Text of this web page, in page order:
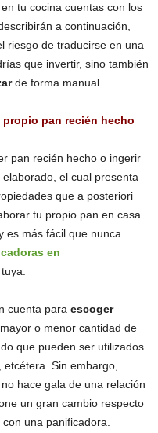
tu cocina cuentas con los
a continuación,
riesgo de traducirse en una
que invertir, sino también
de forma manual.
pan recién hecho
pan recién hecho o ingerir
el cual presenta
que a posteriori
tu propio pan en casa
es más fácil que nunca.
en
cuenta para escoger
o menor cantidad de
que pueden ser utilizados
Sin embargo,
hace gala de una relación
un gran cambio respecto
una panificadora.